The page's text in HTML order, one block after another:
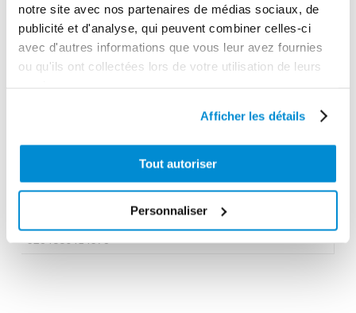
notre site avec nos partenaires de médias sociaux, de
publicité et d'analyse, qui peuvent combiner celles-ci
avec d'autres informations que vous leur avez fournies
ou qu'ils ont collectées lors de votre utilisation de leurs
Afficher les détails
Tout autoriser
Personnaliser
Unité d'emballage
1
Dimensions en cm (L × l × h)
2 ans
3284660414378